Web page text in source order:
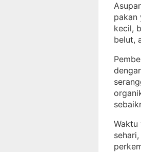
pakan
kecil,
belut,
Waktu